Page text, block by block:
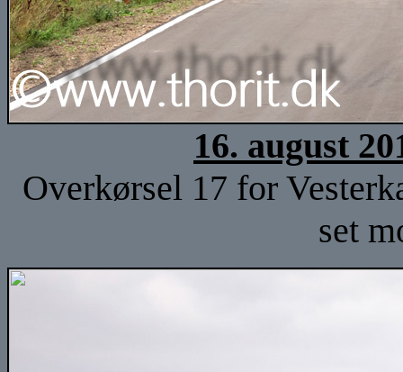
16. august
Overkørsel 17 for
set